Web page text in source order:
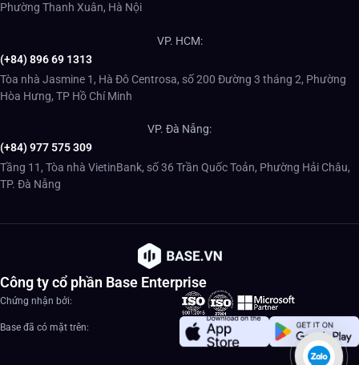
Phường Thanh Xuân, Hà Nội
VP. HCM:
(+84) 896 69 1313
Tòa nhà Jasmine 1, Hà Đô Centrosa, số 200 Đường 3 tháng 2, Phường
Hòa Hưng, TP Hồ Chí Minh
VP. Đà Nẵng:
(+84) 977 575 309
Tầng 11, Tòa nhà VietinBank, số 36 Trần Quốc Toản, Phường Hải Châu,
TP. Đà Nẵng
Công ty cổ phần Base Enterprise
Chứng nhận bởi:
Base đã có mặt trên: